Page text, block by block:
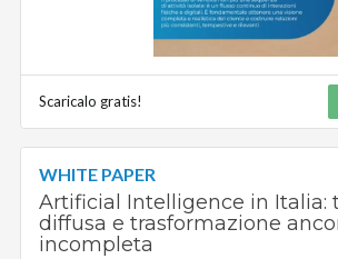
Scaricalo gratis!
WHITE PAPER
Artificial Intelligence in Italia:
diffusa e trasformazione
incompleta